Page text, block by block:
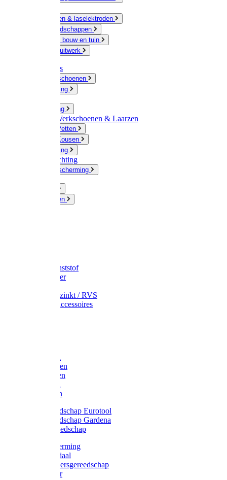
Slijpschijven & laselektroden
Handgereedschappen
IJzerwaren bouw en tuin
Hang en sluitwerk
Disposables
Werkhandschoenen
Regenkleding
Werkkleding
Wandel-/ Werkschoenen & Laarzen
Hoeden / Petten
Sokken / Kousen
Winterkleding
Winkelinrichting
Gelaatsbescherming
Knaagdieren
Emmer kunststof
Schepemmer
Emmer verzinkt / RVS
Regenton accessoires
Gazonharken
Asfaltharken
Hooiharken
Handgereedschap Eurotool
Handgereedschap Gardena
Kindergereedschap
Kniebescherming
Afzetmateriaal
Stratenmakersgereedschap
Straathamer